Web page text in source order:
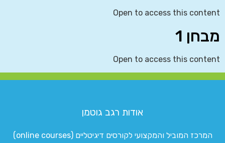
Open to access this content
מבחן 1
Open to access this content
אודות רגב גוטמן
המרכז המוביל והמקצועי לקורסים דיגיטליים (online courses)